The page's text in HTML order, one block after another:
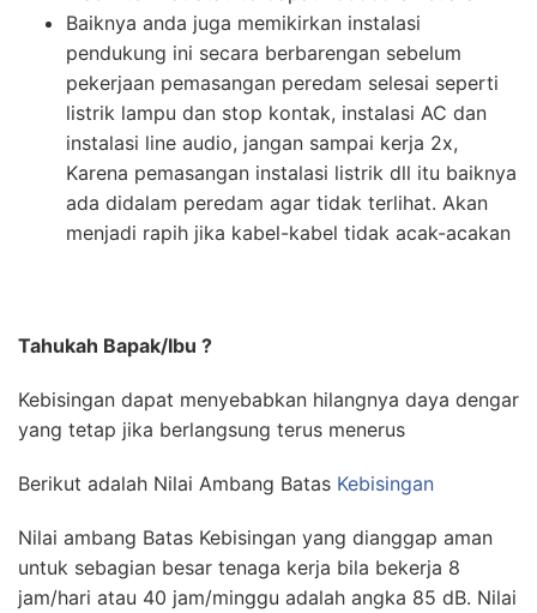
Baiknya anda juga memikirkan instalasi
pendukung ini secara berbarengan sebelum
pekerjaan pemasangan peredam selesai seperti
listrik lampu dan stop kontak, instalasi AC dan
instalasi line audio, jangan sampai kerja 2x,
Karena pemasangan instalasi listrik dll itu baiknya
ada didalam peredam agar tidak terlihat. Akan
menjadi rapih jika kabel-kabel tidak acak-acakan
Tahukah Bapak/Ibu ?
Kebisingan dapat menyebabkan hilangnya daya dengar
yang tetap jika berlangsung terus menerus
Berikut adalah Nilai Ambang Batas Kebisingan
Nilai ambang Batas Kebisingan yang dianggap aman
untuk sebagian besar tenaga kerja bila bekerja 8
jam/hari atau 40 jam/minggu adalah angka 85 dB. Nilai